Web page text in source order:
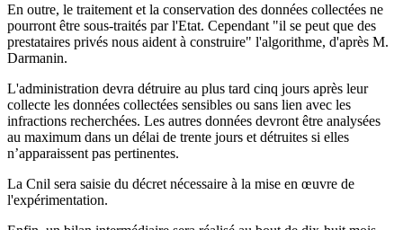
En outre, le traitement et la conservation des données collectées ne
pourront être sous-traités par l'Etat. Cependant "il se peut que des
prestataires privés nous aident à construire" l'algorithme, d'après M.
Darmanin.
L'administration devra détruire au plus tard cinq jours après leur
collecte les données collectées sensibles ou sans lien avec les
infractions recherchées. Les autres données devront être analysées
au maximum dans un délai de trente jours et détruites si elles
n’apparaissent pas pertinentes.
La Cnil sera saisie du décret nécessaire à la mise en œuvre de
l'expérimentation.